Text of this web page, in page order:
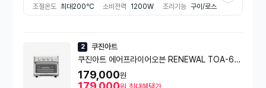
조절온도 최대200℃ 소비전력 1200W 조리기능 구이/로스
선반구성 1단
2 쿠진아트
쿠진아트 에어프라이어오븐 RENEWAL TOA-60
KR
179,000원